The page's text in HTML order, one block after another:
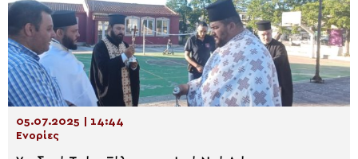
05.07.2025 | 14:44
Ενορίες